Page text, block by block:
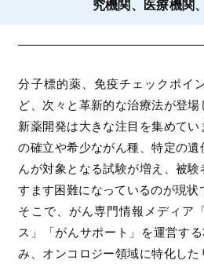
究機関、医療機関
分子標的薬、免疫チェックポイ
ど、次々と革新的な治療法が登
新薬開発は大きな注目を集めて
の確立や希少ながん種、特定の遺
んが対象となる試験が増え、被
すます困難になっているのが現状
そこで、がん専門情報メディア
ス」「がんサポート」を運営す
み、オンコロジー領域に特化した